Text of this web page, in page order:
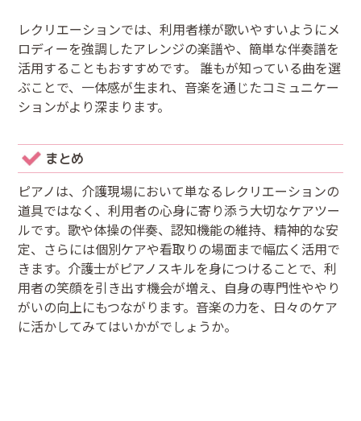
レクリエーションでは、利用者様が歌いやすいようにメ
ロディーを強調したアレンジの楽譜や、簡単な伴奏譜を
活用することもおすすめです。 誰もが知っている曲を選
ぶことで、一体感が生まれ、音楽を通じたコミュニケー
ションがより深まります。
まとめ
ピアノは、介護現場において単なるレクリエーションの
道具ではなく、利用者の心身に寄り添う大切なケアツー
ルです。歌や体操の伴奏、認知機能の維持、精神的な安
定、さらには個別ケアや看取りの場面まで幅広く活用で
きます。介護士がピアノスキルを身につけることで、利
用者の笑顔を引き出す機会が増え、自身の専門性ややり
がいの向上にもつながります。音楽の力を、日々のケア
に活かしてみてはいかがでしょうか。